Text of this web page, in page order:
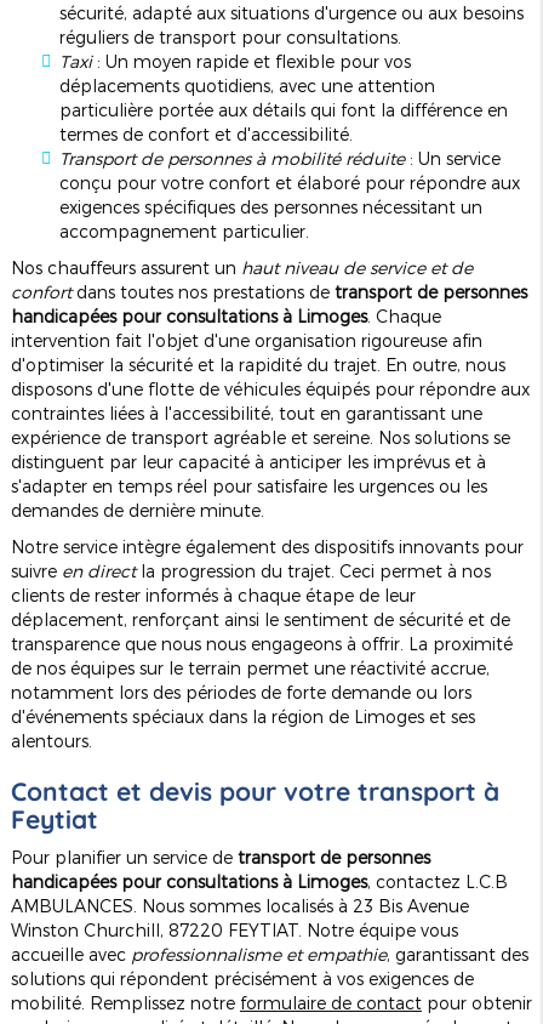
sécurité, adapté aux situations d'urgence ou aux besoins
réguliers de transport pour consultations.
Taxi: Un moyen rapide et flexible pour vos
déplacements quotidiens, avec une attention
particulière portée aux détails qui font la différence en
termes de confort et d'accessibilité.
Transport de personnes à mobilité réduite: Un service
conçu pour votre confort et élaboré pour répondre aux
exigences spécifiques des personnes nécessitant un
accompagnement particulier.
Nos chauffeurs assurent un haut niveau de service et de
confortdans toutes nos prestations de transport de personnes
handicapées pour consultations à Limoges. Chaque
intervention fait l'objet d'une organisation rigoureuse afin
d'optimiser la sécurité et la rapidité du trajet. En outre, nous
disposons d'une flotte de véhicules équipés pour répondre aux
contraintes liées à l'accessibilité, tout en garantissant une
expérience de transport agréable et sereine. Nos solutions se
distinguent par leur capacité à anticiper les imprévus et à
s'adapter en temps réel pour satisfaire les urgences ou les
demandes de dernière minute.
Notre service intègre également des dispositifs innovants pour
suivre en directla progression du trajet. Ceci permet à nos
clients de rester informés à chaque étape de leur
déplacement, renforçant ainsi le sentiment de sécurité et de
transparence que nous nous engageons à offrir. La proximité
de nos équipes sur le terrain permet une réactivité accrue,
notamment lors des périodes de forte demande ou lors
d'événements spéciaux dans la région de Limoges et ses
alentours.
Contact et devis pour votre transport à
Feytiat
Pour planifier un service de transport de personnes
handicapées pour consultations à Limoges, contactez L.C.B
AMBULANCES. Nous sommes localisés à 23 Bis Avenue
Winston Churchill, 87220 FEYTIAT. Notre équipe vous
accueille avec professionnalisme et empathie, garantissant des
solutions qui répondent précisément à vos exigences de
mobilité. Remplissez notre formulaire de contactpour obtenir